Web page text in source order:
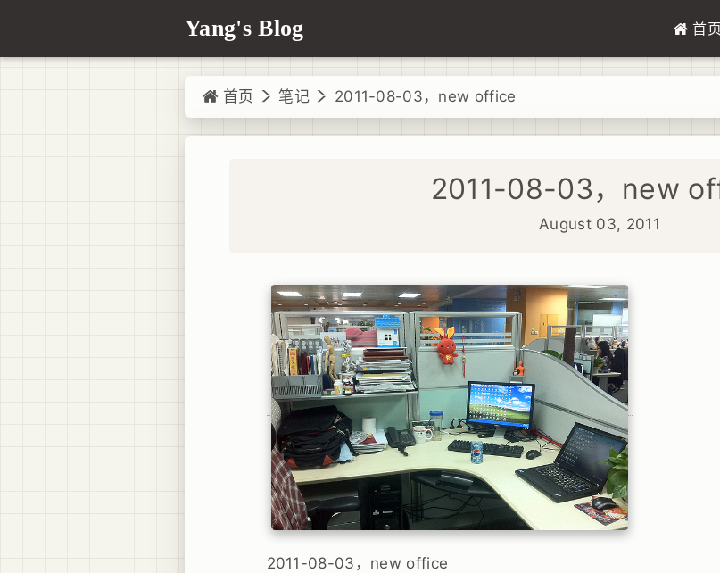
Yang's Blog 首页
首页 笔记 2011-08-03，new office
2011-08-03，new
August 03, 2011
2011-08-03，new office